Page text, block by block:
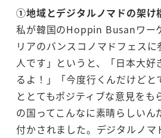
①地域とデジタルノマドの架け
私が韓国のHoppin Busanワー
リアのバンスコノマドフェス
人です」というと、「日本大好
るよ！」「今度行くんだけどと
ととてもポジティブな意見をも
の国ってこんなに素晴らしいん
付かされました。デジタルノマ